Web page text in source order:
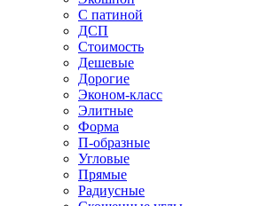
С патиной
ДСП
Стоимость
Дешевые
Дорогие
Эконом-класс
Элитные
Форма
П-образные
Угловые
Прямые
Радиусные